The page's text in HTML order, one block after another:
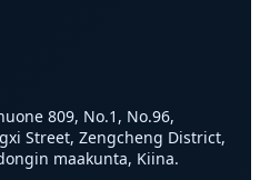
809, No.1, No.96,
Street, Zengcheng District,
maakunta, Kiina.